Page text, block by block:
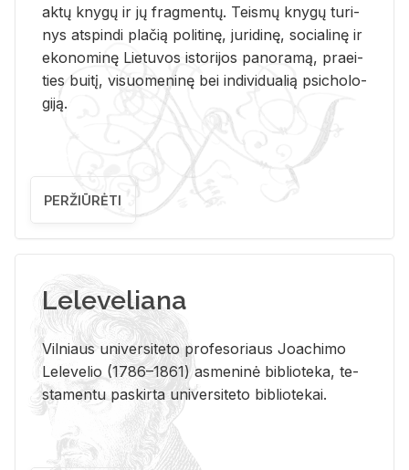
aktų kny­gų ir jų frag­men­tų. Teis­mų kny­gų tu­ri­
nys at­spin­di pla­čią po­li­ti­nę, ju­ri­di­nę, so­cia­li­nę ir
eko­no­mi­nę Lie­tu­vos is­to­ri­jos pa­no­ra­mą, pra­ei­
ties bui­tį, vi­suo­me­ni­nę bei in­di­vi­dua­lią psi­cho­lo­
gi­ją.
PERŽIŪRĖTI
Leleveliana
Vil­niaus uni­ver­si­te­to pro­fe­so­riaus Jo­a­chi­mo
Le­le­ve­lio (1786–1861) as­me­ni­nė bi­b­lio­te­ka, te­
sta­men­tu pa­skir­ta uni­ver­si­te­to bi­b­lio­te­kai.